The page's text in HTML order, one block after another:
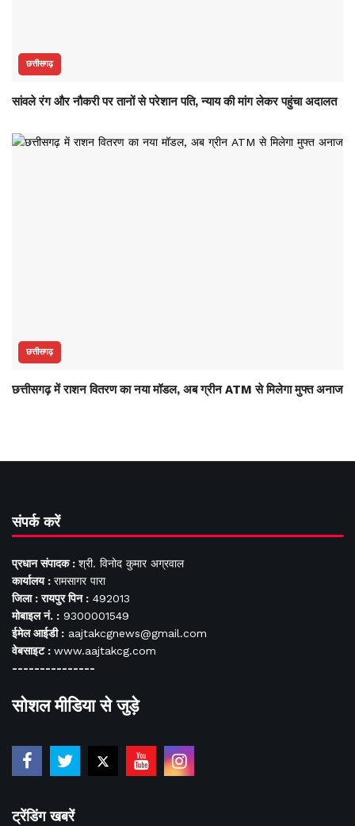
छत्तीसगढ़
सांवले रंग और नौकरी पर तानों से परेशान पति, न्याय की मांग लेकर पहुंचा अदालत
छत्तीसगढ़
छत्तीसगढ़ में राशन वितरण का नया मॉडल, अब ग्रीन ATM से मिलेगा मुफ्त अनाज
संपर्क करें
प्रधान संपादक : श्री. विनोद कुमार अग्रवाल
कार्यालय : रामसागर पारा
जिला : रायपुर पिन : 492013
मोबाइल नं. : 9300001549
ईमेल आईडी : aajtakcgnews@gmail.com
वेबसाइट : www.aajtakcg.com
---------------
सोशल मीडिया से जुड़े
ट्रेंडिंग खबरें